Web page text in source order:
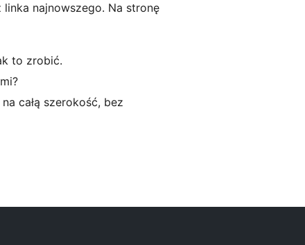
linka najnowszego. Na stronę
to zrobić.
całą szerokość, bez